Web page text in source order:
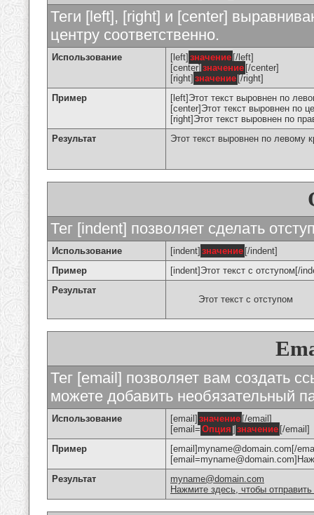
Теги [left], [right] и [center]
центру соответственно.
Использование [left] значение [/left]
[center] значение [/center]
[right] значение [/right]
Пример
[left]Этот текст выровнен по
[center]Этот текст выровнен по
[right]Этот текст выровнен по
Результат
Этот текст выровнен по левому
Тег [indent] позволяет сделать
Использование [indent] значение [/indent]
Пример
[indent]Этот текст с отступом[/
Результат
Этот текст с отступом
Тег [email] позволяет вам создать
можете добавить необязательный
Использование [email] значение [/email]
[email= Опция ] значение [/email]
Пример
[email]myname@domain.com[/
Результат
myname@domain.com
Нажмите здесь, чтобы